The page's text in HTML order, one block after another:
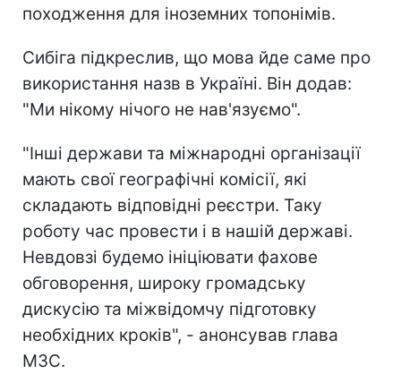
походження для іноземних топонімів.
Сибіга підкреслив, що мова йде саме про
використання назв в Україні. Він додав:
"Ми нікому нічого не нав'язуємо".
"Інші держави та міжнародні організації
мають свої географічні комісії, які
складають відповідні реєстри. Таку
роботу час провести і в нашій державі.
Невдовзі будемо ініціювати фахове
обговорення, широку громадську
дискусію та міжвідомчу підготовку
необхідних кроків", - анонсував глава
МЗС.